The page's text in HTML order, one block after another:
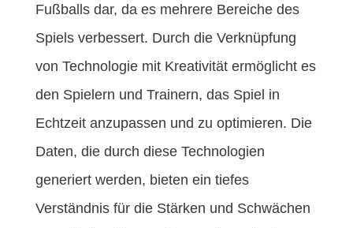
Fußballs dar, da es mehrere Bereiche des
Spiels verbessert. Durch die Verknüpfung
von Technologie mit Kreativität ermöglicht es
den Spielern und Trainern, das Spiel in
Echtzeit anzupassen und zu optimieren. Die
Daten, die durch diese Technologien
generiert werden, bieten ein tiefes
Verständnis für die Stärken und Schwächen